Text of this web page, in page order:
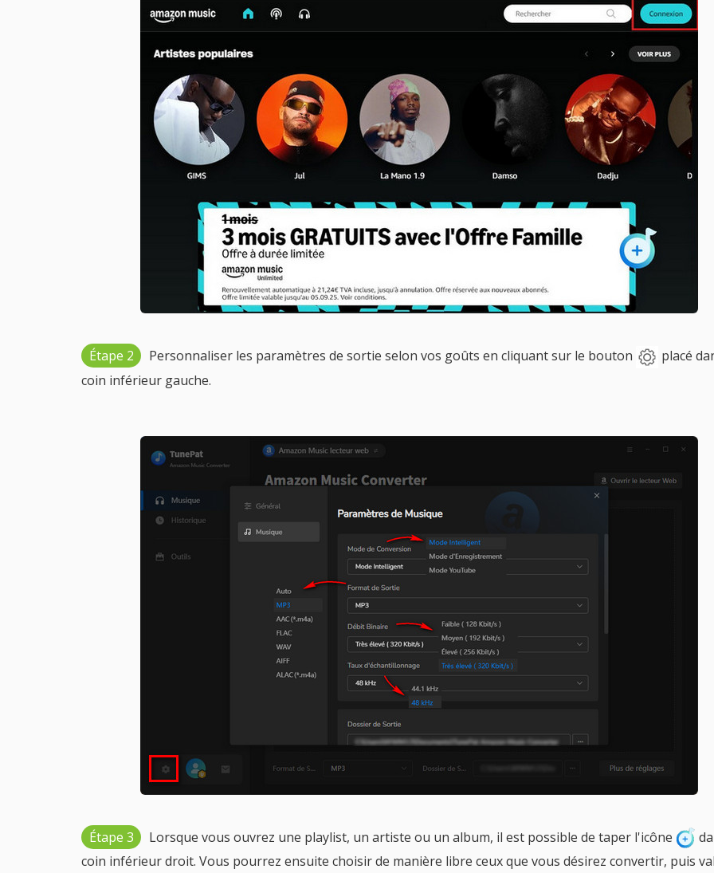
Étape 2 Personnaliser les paramètres de sortie selon vos goûts en cliquant sur le bouton
placé
coin inférieur gauche.
Étape 3 Lorsque vous ouvrez une playlist, un artiste ou un album, il est possible de taper l'icône
coin inférieur droit. Vous pourrez ensuite choisir de manière libre ceux que vous désirez convertir, puis